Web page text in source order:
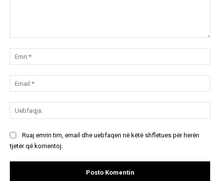
Ruaj emrin tim, email dhe uebfaqen në këtë shfletues për herën
tjetër që komentoj.